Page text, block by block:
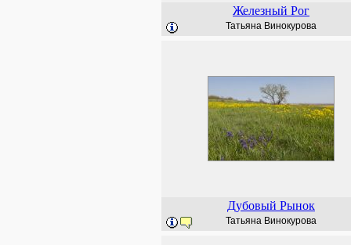
Железный Рог
Татьяна Винокурова
Дубовый Рынок
Татьяна Винокурова